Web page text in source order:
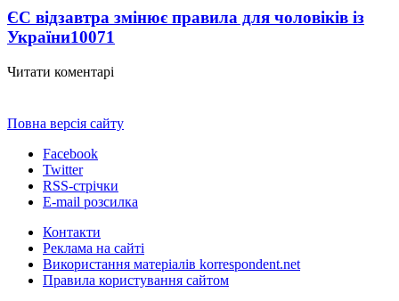
ЄС відзавтра змінює правила для чоловіків із
України10071
Читати коментарі
Повна версія сайту
Facebook
Twitter
RSS-стрічки
E-mail розсилка
Контакти
Реклама на сайті
Використання матеріалів korrespondent.net
Правила користування сайтом